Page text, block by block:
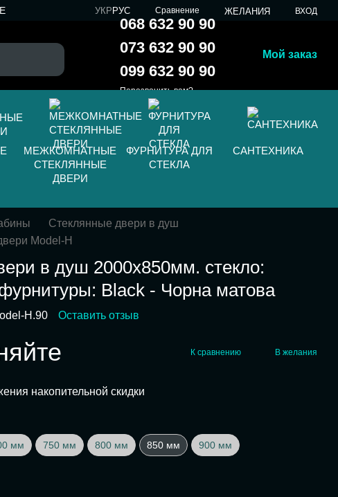
УКРРУС Сравнение ЖЕЛАНИЯ ВХОД
068 632 90 90
073 632 90 90
099 632 90 90
Перезвонить вам?
Мой заказ
МЕЖКОМНАТНЫЕ
СТЕКЛЯННЫЕ
ДВЕРИ
ФУРНИТУРА ДЛЯ
СТЕКЛА
САНТЕХНИКА
Стеклянные двери в душ
Model-H
в душ 2000х850мм. стекло:
Black - Чорна матова
H.90 Оставить отзыв
К сравнению В желания
накопительной скидки
мм 750 мм 800 мм 850 мм 900 мм